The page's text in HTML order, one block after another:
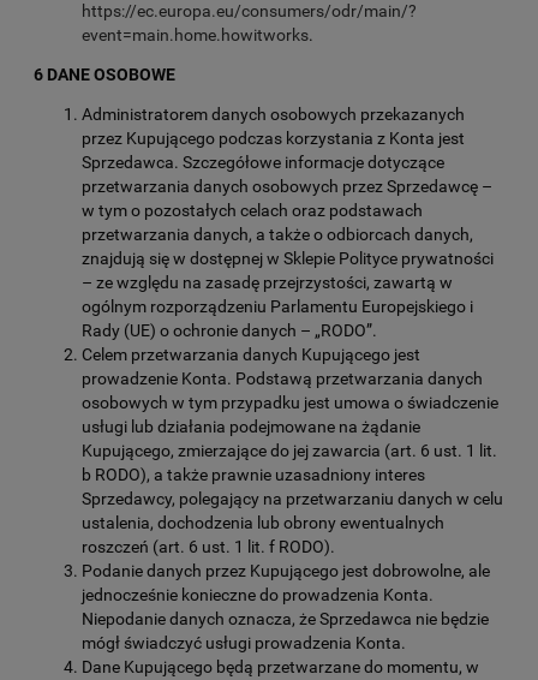
https://ec.europa.eu/consumers/odr/main/?
event=main.home.howitworks.
6 DANE OSOBOWE
Administratorem danych osobowych przekazanych
przez Kupującego podczas korzystania z Konta jest
Sprzedawca. Szczegółowe informacje dotyczące
przetwarzania danych osobowych przez Sprzedawcę –
w tym o pozostałych celach oraz podstawach
przetwarzania danych, a także o odbiorcach danych,
znajdują się w dostępnej w Sklepie Polityce prywatności
– ze względu na zasadę przejrzystości, zawartą w
ogólnym rozporządzeniu Parlamentu Europejskiego i
Rady (UE) o ochronie danych – „RODO”.
Celem przetwarzania danych Kupującego jest
prowadzenie Konta. Podstawą przetwarzania danych
osobowych w tym przypadku jest umowa o świadczenie
usługi lub działania podejmowane na żądanie
Kupującego, zmierzające do jej zawarcia (art. 6 ust. 1 lit.
b RODO), a także prawnie uzasadniony interes
Sprzedawcy, polegający na przetwarzaniu danych w celu
ustalenia, dochodzenia lub obrony ewentualnych
roszczeń (art. 6 ust. 1 lit. f RODO).
Podanie danych przez Kupującego jest dobrowolne, ale
jednocześnie konieczne do prowadzenia Konta.
Niepodanie danych oznacza, że Sprzedawca nie będzie
mógł świadczyć usługi prowadzenia Konta.
Dane Kupującego będą przetwarzane do momentu, w